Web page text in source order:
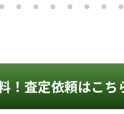
！査定依頼はこち